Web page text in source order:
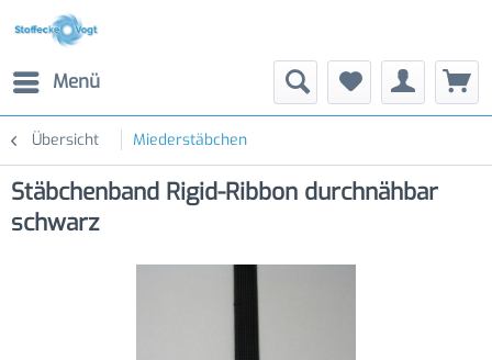
Menü
Übersicht Miederstäbchen
Stäbchenband Rigid-Ribbon durchnähbar
schwarz